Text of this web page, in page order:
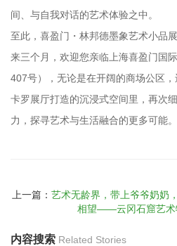
间、与自我对话的艺术体验之中。
至此，喜盈门・林邦德墨象艺术小品
来三个月，欢迎您亲临上海喜盈门国
407号），无论是在开阔的商场公区
卡罗展厅打造的沉浸式空间里，再次
力，探寻艺术与生活融合的更多可能。
上一篇： 艺术无龄界，带上爷爷奶奶
相望——云冈石窟艺术
内容搜索 Related Stories